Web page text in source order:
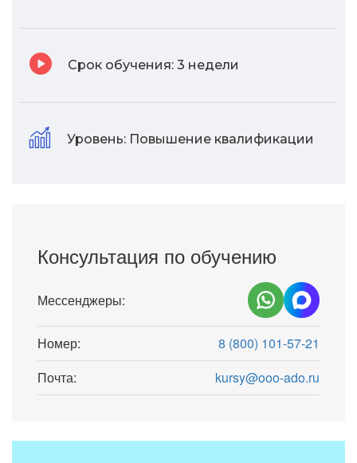
Срок обучения: 3 недели
Уровень: Повышение квалификации
Консультация по обучению
Мессенджеры:
Номер:
8 (800) 101-57-21
Почта:
kursy@ooo-ado.ru